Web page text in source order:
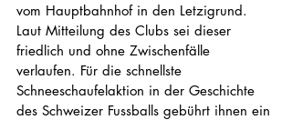
vom Hauptbahnhof in den Letzigrund.
Laut Mitteilung des Clubs sei dieser
friedlich und ohne Zwischenfälle
verlaufen. Für die schnellste
Schneeschaufelaktion in der Geschichte
des Schweizer Fussballs gebührt ihnen ein